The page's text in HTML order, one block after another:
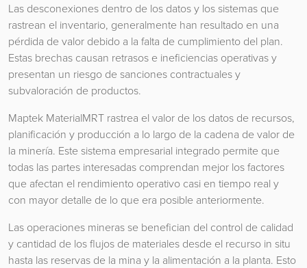
Las desconexiones dentro de los datos y los sistemas que
rastrean el inventario, generalmente han resultado en una
pérdida de valor debido a la falta de cumplimiento del plan.
Estas brechas causan retrasos e ineficiencias operativas y
presentan un riesgo de sanciones contractuales y
subvaloración de productos.
Maptek MaterialMRT rastrea el valor de los datos de recursos,
planificación y producción a lo largo de la cadena de valor de
la minería. Este sistema empresarial integrado permite que
todas las partes interesadas comprendan mejor los factores
que afectan el rendimiento operativo casi en tiempo real y
con mayor detalle de lo que era posible anteriormente.
Las operaciones mineras se benefician del control de calidad
y cantidad de los flujos de materiales desde el recurso in situ
hasta las reservas de la mina y la alimentación a la planta. Esto